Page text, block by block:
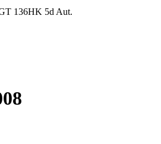
136HK 5d Aut.